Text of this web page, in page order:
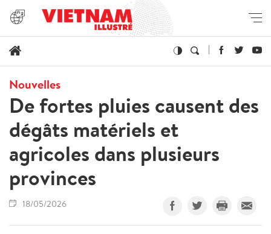
Nouvelles
De fortes pluies causent des
dégâts matériels et
agricoles dans plusieurs
provinces
18/05/2026